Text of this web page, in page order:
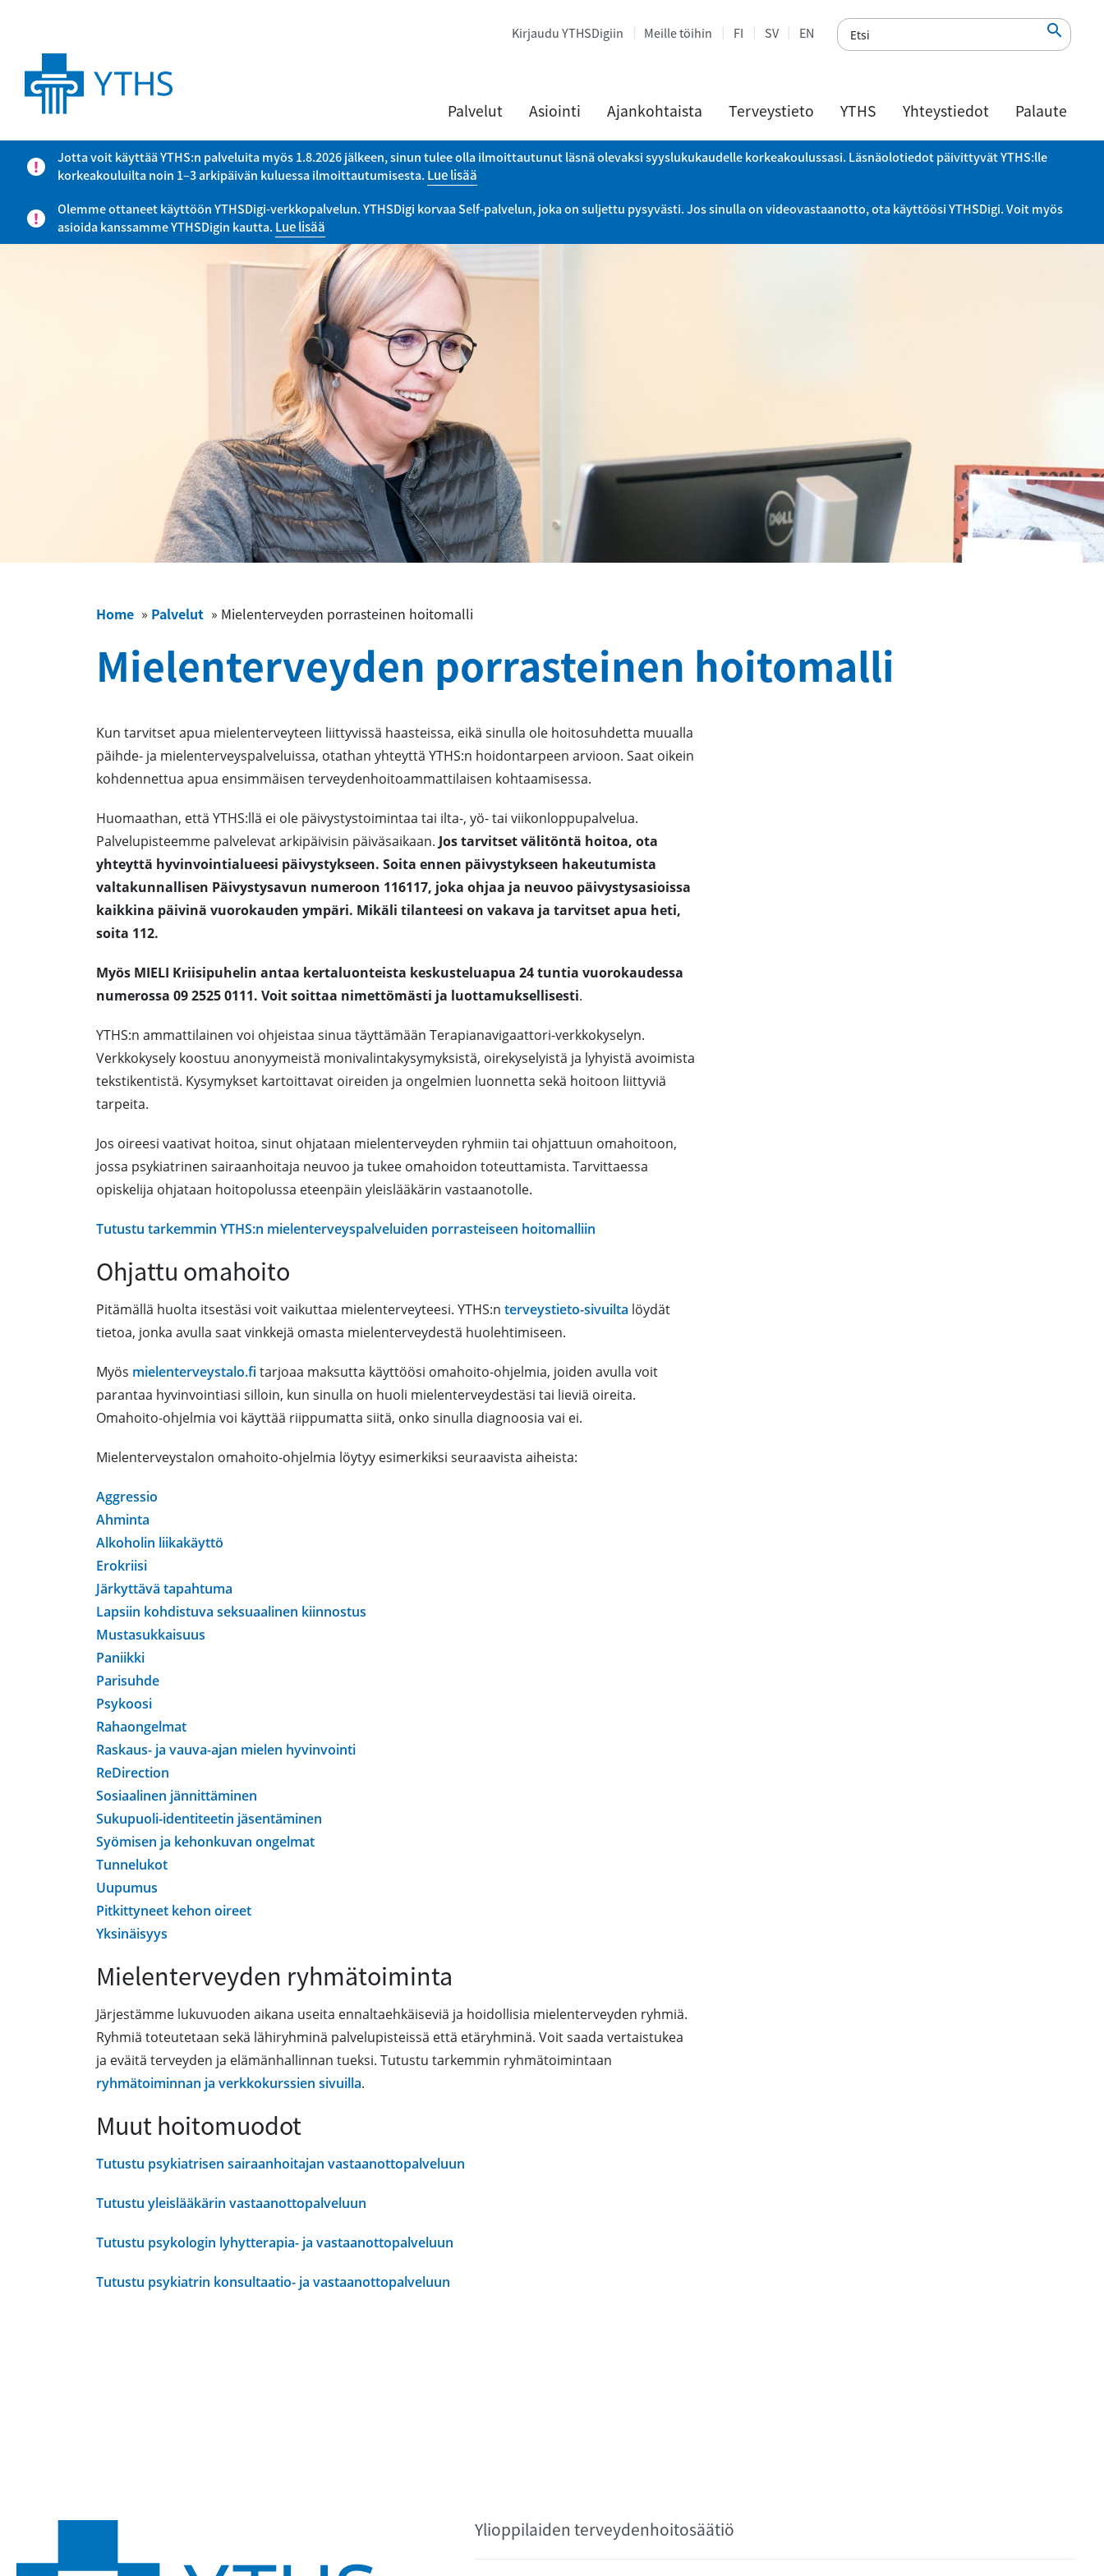
Kirjaudu YTHSDigiin Meille töihin FI SV EN 
Palvelut Asiointi Ajankohtaista Terveystieto YTHS Yhteystiedot Palaute
Jotta voit käyttää YTHS:n palveluita myös 1.8.2026 jälkeen, sinun tulee olla ilmoittautunut läsnä olevaksi syyslukukaudelle korkeakoulussasi. Läsnäolotiedot päivittyvät YTHS:lle
korkeakouluilta noin 1–3 arkipäivän kuluessa ilmoittautumisesta.Lue lisää
Olemme ottaneet käyttöön YTHSDigi-verkkopalvelun. YTHSDigi korvaa Self-palvelun, joka on suljettu pysyvästi. Jos sinulla on videovastaanotto, ota käyttöösi YTHSDigi. Voit myös
asioida kanssamme YTHSDigin kautta.Lue lisää
Home » Palvelut » Mielenterveyden porrasteinen hoitomalli
Mielenterveyden porrasteinen hoitomalli
Kun tarvitset apua mielenterveyteen liittyvissä haasteissa, eikä sinulla ole hoitosuhdetta muualla
päihde- ja mielenterveyspalveluissa, otathan yhteyttä YTHS:n hoidontarpeen arvioon. Saat oikein
kohdennettua apua ensimmäisen terveydenhoitoammattilaisen kohtaamisessa.
Huomaathan, että YTHS:llä ei ole päivystystoimintaa tai ilta-, yö- tai viikonloppupalvelua.
Palvelupisteemme palvelevat arkipäivisin päiväsaikaan. Jos tarvitset välitöntä hoitoa, ota
yhteyttä hyvinvointialueesi päivystykseen. Soita ennen päivystykseen hakeutumista
valtakunnallisen Päivystysavun numeroon 116117, joka ohjaa ja neuvoo päivystysasioissa
kaikkina päivinä vuorokauden ympäri. Mikäli tilanteesi on vakava ja tarvitset apua heti,
soita 112.
Myös MIELI Kriisipuhelin antaa kertaluonteista keskusteluapua 24 tuntia vuorokaudessa
numerossa 09 2525 0111. Voit soittaa nimettömästi ja luottamuksellisesti.
YTHS:n ammattilainen voi ohjeistaa sinua täyttämään Terapianavigaattori-verkkokyselyn.
Verkkokysely koostuu anonyymeistä monivalintakysymyksistä, oirekyselyistä ja lyhyistä avoimista
tekstikentistä. Kysymykset kartoittavat oireiden ja ongelmien luonnetta sekä hoitoon liittyviä
tarpeita.
Jos oireesi vaativat hoitoa, sinut ohjataan mielenterveyden ryhmiin tai ohjattuun omahoitoon,
jossa psykiatrinen sairaanhoitaja neuvoo ja tukee omahoidon toteuttamista. Tarvittaessa
opiskelija ohjataan hoitopolussa eteenpäin yleislääkärin vastaanotolle.
Tutustu tarkemmin YTHS:n mielenterveyspalveluiden porrasteiseen hoitomalliin
Ohjattu omahoito
Pitämällä huolta itsestäsi voit vaikuttaa mielenterveyteesi. YTHS:n terveystieto-sivuilta löydät
tietoa, jonka avulla saat vinkkejä omasta mielenterveydestä huolehtimiseen.
Myös mielenterveystalo.fi tarjoaa maksutta käyttöösi omahoito-ohjelmia, joiden avulla voit
parantaa hyvinvointiasi silloin, kun sinulla on huoli mielenterveydestäsi tai lieviä oireita.
Omahoito-ohjelmia voi käyttää riippumatta siitä, onko sinulla diagnoosia vai ei.
Mielenterveystalon omahoito-ohjelmia löytyy esimerkiksi seuraavista aiheista:
Aggressio
Ahminta
Alkoholin liikakäyttö
Erokriisi
Järkyttävä tapahtuma
Lapsiin kohdistuva seksuaalinen kiinnostus
Mustasukkaisuus
Paniikki
Parisuhde
Psykoosi
Rahaongelmat
Raskaus- ja vauva-ajan mielen hyvinvointi
ReDirection
Sosiaalinen jännittäminen
Sukupuoli-identiteetin jäsentäminen
Syömisen ja kehonkuvan ongelmat
Tunnelukot
Uupumus
Pitkittyneet kehon oireet
Yksinäisyys
Mielenterveyden ryhmätoiminta
Järjestämme lukuvuoden aikana useita ennaltaehkäiseviä ja hoidollisia mielenterveyden ryhmiä.
Ryhmiä toteutetaan sekä lähiryhminä palvelupisteissä että etäryhminä. Voit saada vertaistukea
ja eväitä terveyden ja elämänhallinnan tueksi. Tutustu tarkemmin ryhmätoimintaan
ryhmätoiminnan ja verkkokurssien sivuilla.
Muut hoitomuodot
Tutustu psykiatrisen sairaanhoitajan vastaanottopalveluun
Tutustu yleislääkärin vastaanottopalveluun
Tutustu psykologin lyhytterapia- ja vastaanottopalveluun
Tutustu psykiatrin konsultaatio- ja vastaanottopalveluun
Ylioppilaiden terveydenhoitosäätiö